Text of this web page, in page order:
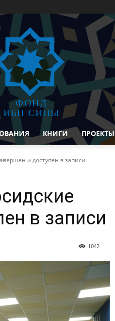
ФОНД
ИБН СИНЫ
КНИГИ ПРОЕКТЫ
и доступен в записи
в записи
1042